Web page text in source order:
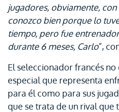
jugadores, obviamente,
conozco bien porque lo
tiempo, pero fue
durante 6 meses, Carlo”,
El seleccionador francés
especial que representa
para él como para sus
que se trata de un rival que